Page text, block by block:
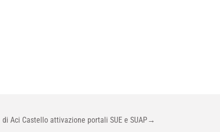
di Aci Castello attivazione portali SUE e SUAP→